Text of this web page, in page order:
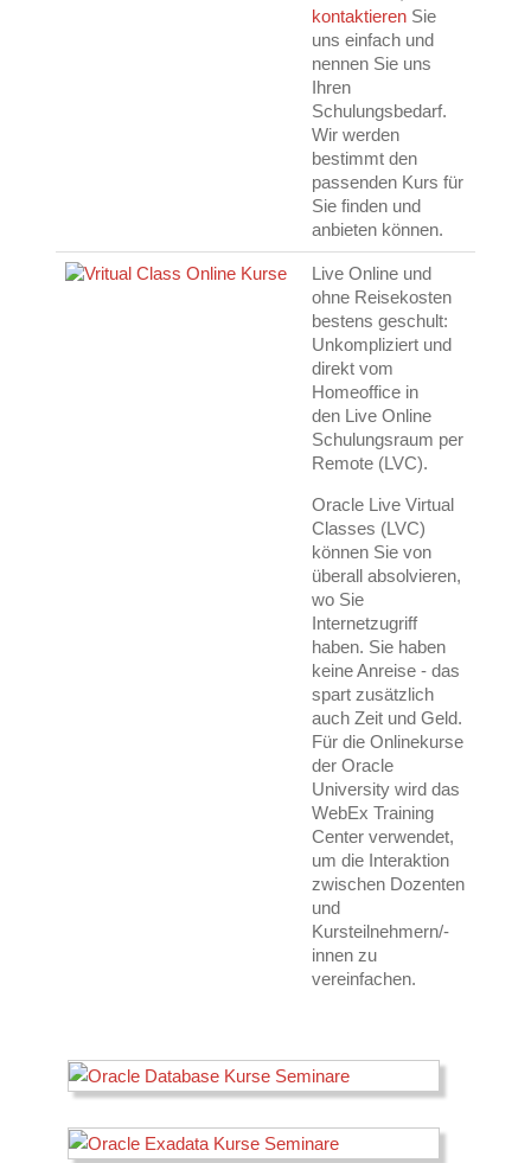
kontaktierenSie
uns einfach und
nennen Sie uns
Ihren
Schulungsbedarf.
Wir werden
bestimmt den
passenden Kurs für
Sie finden und
anbieten können.
Live Online und
ohne Reisekosten
bestens geschult:
Unkompliziert und
direkt vom
Homeoffice in
den Live Online
Schulungsraum per
Remote (LVC).
Oracle Live Virtual
Classes (LVC)
können Sie von
überall absolvieren,
wo Sie
Internetzugriff
haben. Sie haben
keine Anreise - das
spart zusätzlich
auch Zeit und Geld.
Für die Onlinekurse
der Oracle
University wird das
WebEx Training
Center verwendet,
um die Interaktion
zwischen Dozenten
und
Kursteilnehmern/-
innen zu
vereinfachen.